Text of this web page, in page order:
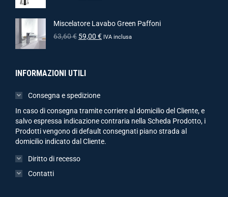
Miscelatore Lavabo Green Paffoni
63,60€ 59,00 € IVA inclusa
INFORMAZIONI UTILI
Consegna e spedizione
In caso di consegna tramite corriere al domicilio del Cliente, e
salvo espressa indicazione contraria nella Scheda Prodotto, i
Prodotti vengono di default consegnati piano strada al
domicilio indicato dal Cliente.
Diritto di recesso
Contatti